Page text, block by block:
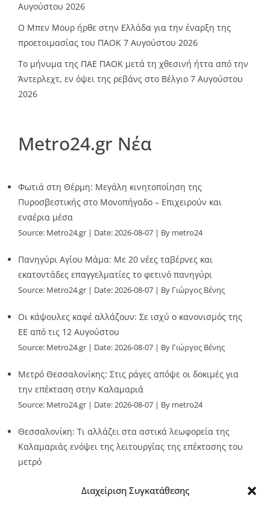
Διαχείριση Συγκατάθεσης
Αυγούστου 2026
O Mπεν Μουρ ήρθε στην Ελλάδα για την έναρξη της
προετοιμασίας του ΠΑΟΚ 7 Αυγούστου 2026
Το μήνυμα της ΠΑΕ ΠΑΟΚ μετά τη χθεσινή ήττα από την
Άντερλεχτ, εν όψει της ρεβάνς στο Βέλγιο 7 Αυγούστου
2026
Metro24.gr Νέα
Φωτιά στη Θέρμη: Μεγάλη κινητοποίηση της
Πυροσβεστικής στο Μονοπήγαδο – Επιχειρούν και
εναέρια μέσα
Source: Metro24.gr Date: 2026-08-07 By metro24
Πανηγύρι Αγίου Μάμα: Με 20 νέες ταβέρνες και
εκατοντάδες επαγγελματίες το φετινό πανηγύρι
Source: Metro24.gr Date: 2026-08-07 By Γιώργος Βένης
Οι κάψουλες καφέ αλλάζουν: Σε ισχύ ο κανονισμός της
ΕΕ από τις 12 Αυγούστου
Source: Metro24.gr Date: 2026-08-07 By Γιώργος Βένης
Μετρό Θεσσαλονίκης: Στις ράγες απόψε οι δοκιμές για
την επέκταση στην Καλαμαριά
Source: Metro24.gr Date: 2026-08-07 By metro24
Θεσσαλονίκη: Τι αλλάζει στα αστικά λεωφορεία της
Καλαμαριάς ενόψει της λειτουργίας της επέκτασης του
μετρό